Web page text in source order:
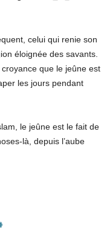
celui qui renie son
éloignée des savants.
que le jeûne est
les jours pendant
le jeûne est le fait de
là, depuis l’aube